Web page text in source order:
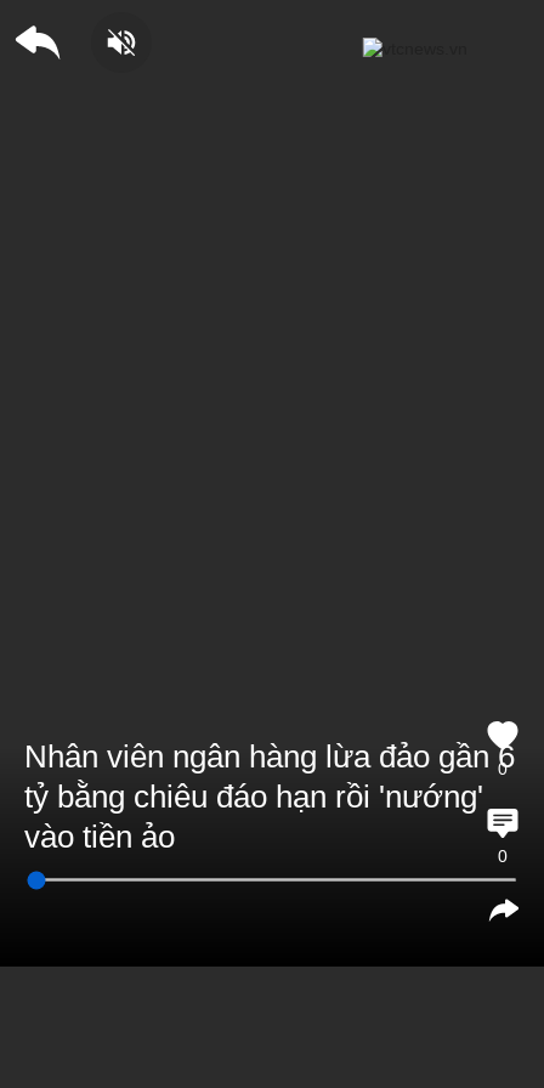
Nhân viên ngân hàng lừa đảo gần 6
tỷ bằng chiêu đáo hạn rồi 'nướng'
vào tiền ảo
0
0